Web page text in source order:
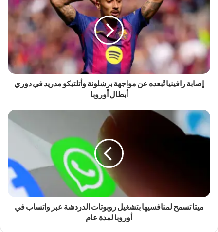
إصابة رافينيا تُبعده عن مواجهة برشلونة وأتلتيكو مدريد في دوري
أبطال أوروبا
ميتا تسمح لمنافسيها بتشغيل روبوتات الدردشة عبر واتساب في
أوروبا لمدة عام